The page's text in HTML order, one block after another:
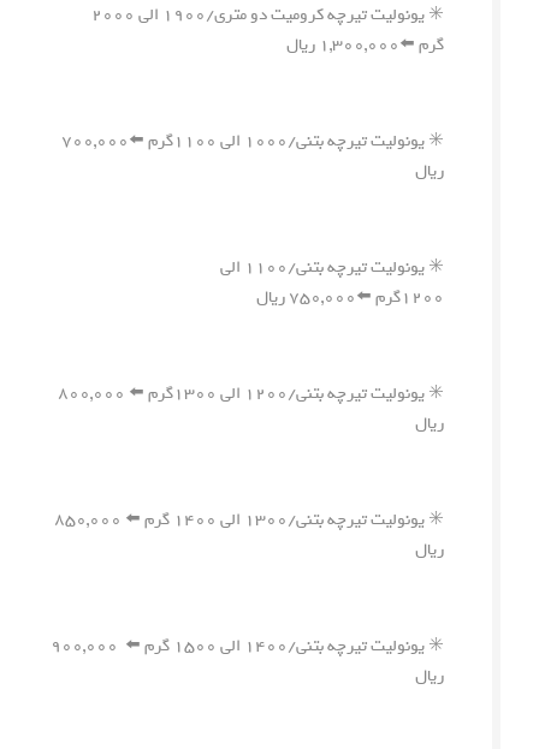
✳️ یونولیت تیرچه کرومیت دو متری/۱۹۰۰ الی ۲۰۰۰
گرم ⬅️۱,۳۰۰,۰۰۰ ریال
✳️ یونولیت تیرچه بتنی/۱۰۰۰ الی ۱۱۰۰گرم ⬅️۷۰۰,۰۰۰
ریال
✳️ یونولیت تیرچه بتنی/۱۱۰۰ الی
۱۲۰۰گرم ⬅️۷۵۰,۰۰۰ ریال
✳️ یونولیت تیرچه بتنی/۱۲۰۰ الی ۱۳۰۰گرم ⬅️ ۸۰۰,۰۰۰
ریال
✳️ یونولیت تیرچه بتنی/۱۳۰۰ الی ۱۴۰۰ گرم ⬅️ ۸۵۰,۰۰۰
ریال
✳️ یونولیت تیرچه بتنی/۱۴۰۰ الی ۱۵۰۰ گرم ⬅️ ۹۰۰,۰۰۰
ریال